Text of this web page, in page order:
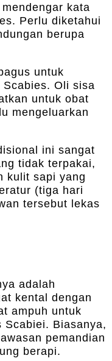
kata
Perlu diketahui
berupa
untuk
Scabies. Oli sisa
untuk obat
mengeluarkan
ini sangat
tidak terpakai,
kulit sapi yang
(tiga hari
tersebut lekas
adalah
kental dengan
ampuh untuk
Scabiei. Biasanya,
pemandian
berapi.